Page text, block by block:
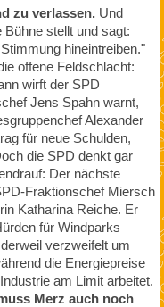
zu verlassen.Und
stellt und sagt:
hineintreiben."
offene Feldschlacht:
wirft der SPD
Jens Spahn warnt,
Alexander
für neue Schulden,
die SPD denkt gar
Der nächste
Fraktionschef Miersch
Katharina Reiche. Er
für Windparks
verzweifelt um
die Energiepreise
am Limit arbeitet.
Merz auch noch